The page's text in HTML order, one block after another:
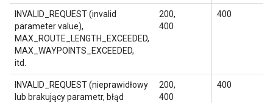
INVALID_REQUEST (invalid
parameter value),
MAX_ROUTE_LENGTH_EXCEEDED,
MAX_WAYPOINTS_EXCEEDED,
itd.
200,
400
400
INVALID_REQUEST (nieprawidłowy
lub brakujący parametr, błąd
200,
400
400